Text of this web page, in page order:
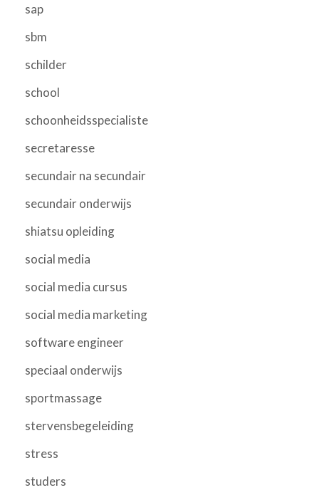
sap
sbm
schilder
school
schoonheidsspecialiste
secretaresse
secundair na secundair
secundair onderwijs
shiatsu opleiding
social media
social media cursus
social media marketing
software engineer
speciaal onderwijs
sportmassage
stervensbegeleiding
stress
studers